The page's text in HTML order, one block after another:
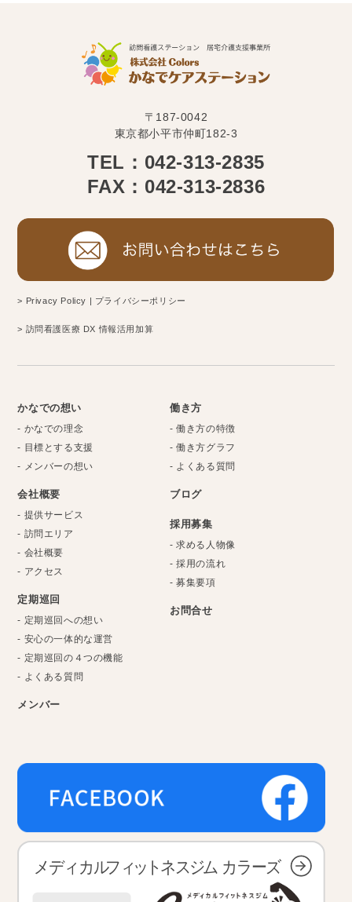
〒187-0042
東京都小平市仲町182-3
TEL：042-313-2835
FAX：042-313-2836
> Privacy Policy | プライバシーポリシー
> 訪問看護医療 DX 情報活用加算
かなでの想い
- かなでの理念
- 目標とする支援
- メンバーの想い
会社概要
- 提供サービス
- 訪問エリア
- 会社概要
- アクセス
定期巡回
- 定期巡回への想い
- 安心の一体的な運営
- 定期巡回の４つの機能
- よくある質問
メンバー
働き方
- 働き方の特徴
- 働き方グラフ
- よくある質問
ブログ
採用募集
- 求める人物像
- 採用の流れ
- 募集要項
お問合せ